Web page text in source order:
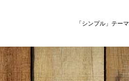
「シンプル」テー